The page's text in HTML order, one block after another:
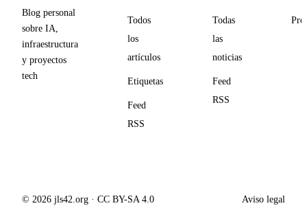
Blog personal
sobre IA,
infraestructura
y proyectos
tech
Todos
los
artículos
Etiquetas
Feed
RSS
Todas
las
noticias
Feed
RSS
© 2026 jls42.org · CC BY-SA 4.0 Aviso legal